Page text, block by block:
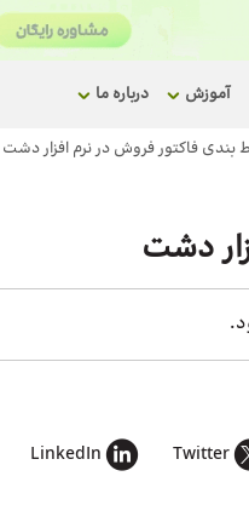
آموزش درباره ما
بندی فاکتور فروش در نرم افزار دشت
دشت
Twitter
LinkedIn